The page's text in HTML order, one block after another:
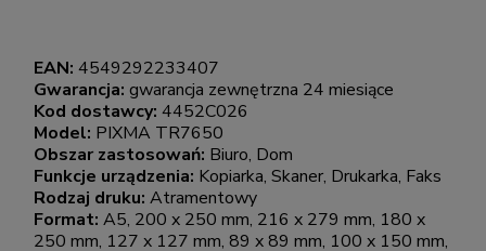
EAN: 4549292233407
Gwarancja: gwarancja zewnętrzna 24 miesiące
Kod dostawcy: 4452C026
Model: PIXMA TR7650
Obszar zastosowań: Biuro, Dom
Funkcje urządzenia: Kopiarka, Skaner, Drukarka, Faks
Rodzaj druku: Atramentowy
Format: A5, 200 x 250 mm, 216 x 279 mm, 180 x
250 mm, 127 x 127 mm, 89 x 89 mm, 100 x 150 mm,